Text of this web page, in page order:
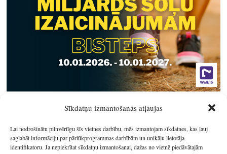
Sīkdatņu izmantošanas atļaujas
Lai nodrošinātu pilnvērtīgu šīs vietnes darbību, mēs izmantojam sīkdatnes, kas ļauj
saglabāt informāciju par pārlūkprogrammas darbībām un unikālu lietotāja
identifikatoru. Ja nepiekrītat sīkdatņu izmantošanai, dažas no vietnē piedāvātajām